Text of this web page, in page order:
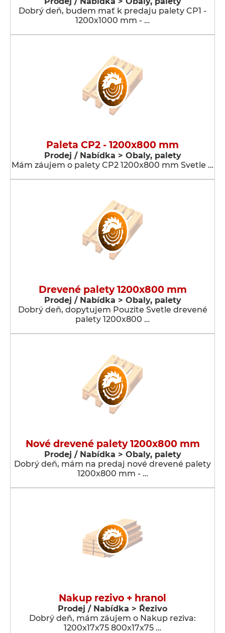
Dobrý deň, budem mať k predaju palety CP1 -
1200x1000 mm - …
Paleta CP2 - 1200x800 mm
Prodej / Nabídka > Obaly, palety
Mám záujem o palety CP2 1200x800 mm Svetle …
Drevené palety 1200x800 mm
Prodej / Nabídka > Obaly, palety
Dobrý deň, dopytujem Pouzite Svetle drevené
palety 1200x800 …
Nové drevené palety 1200x800 mm
Prodej / Nabídka > Obaly, palety
Dobrý deň, mám na predaj nové drevené palety
1200x800 mm - …
Nakup rezivo + hranol
Prodej / Nabídka > Řezivo
Dobrý deň, mám záujem o Nakup reziva:
1200x17x75 800x17x75 …